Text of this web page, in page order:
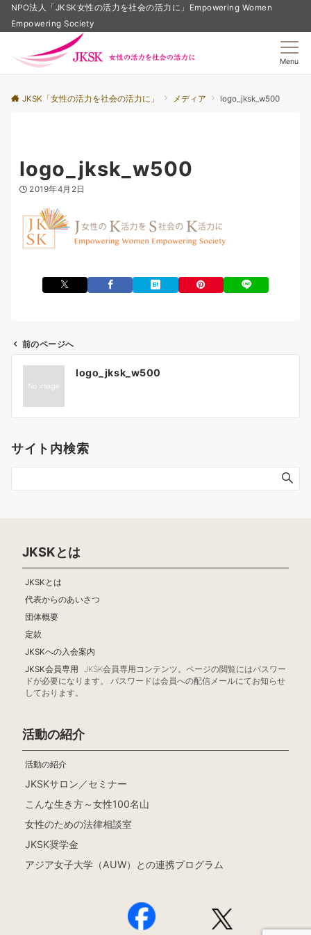
NPO法人「JKSK女性の活力を社会の活力に」Empowering Women
Empowering Society
Menu
JKSK「女性の活力を社会の活力に」 メディア logo_jksk_w500
logo_jksk_w500
2019年4月2日
ー
シ
前のページへ
logo_jksk_w500
サイト内検索
JKSKとは
JKSKとは
代表からのあいさつ
団体概要
定款
JKSKへの入会案内
JKSK会員専用
JKSK会員専用コンテンツ。ページの閲覧にはパスワー
ドが必要になります。 パスワードは会員への配信メールにてお知らせ
しております。
活動の紹介
活動の紹介
JKSKサロン／セミナー
こんな生き方～女性100名山
女性のための法律相談室
JKSK奨学金
アジア女子大学（AUW）との連携プログラム